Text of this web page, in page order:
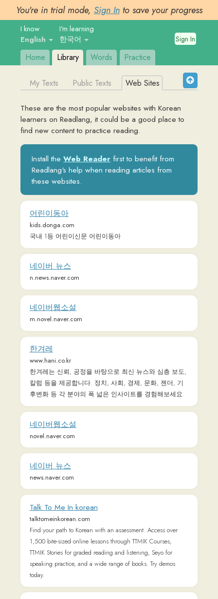
You're in trial mode, Sign In to save your progress
I know
English
I'm learning
한국어
Home Library Words Practice
learners on Readlang, it could be a good place to
find new content to practice reading.
Web Reader
first to benefit from
Readlang's help when reading articles from
these websites.
어린이동아
kids.donga.com
네이버 뉴스
n.news.naver.com
네이버웹소설
m.novel.naver.com
한겨레
www.hani.co.kr
한겨레는 신뢰, 공정을 바탕으로 최신 뉴스와 심층 보도,
칼럼 등을 제공합니다. 정치, 사회, 경제, 문화, 젠더, 기
네이버웹소설
novel.naver.com
네이버 뉴스
Talk To Me In korean
Find your path to Korean with an assessment. Access over
1,500 bite-sized online lessons through TTMIK Courses,
TTMIK Stories for graded reading and listening, Seyo for
speaking practice, and a wide range of books. Try demos
허프포스트코리아
www.huffingtonpost.kr
1분만 봐도 넓어지는 내 세계관. 다른 곳에서 볼 수 없는
국제 소식과 최신 이슈, 유용한 라이프 기사까지.
위키백과, 우리 모두의 백과사전
ko.wikipedia.org